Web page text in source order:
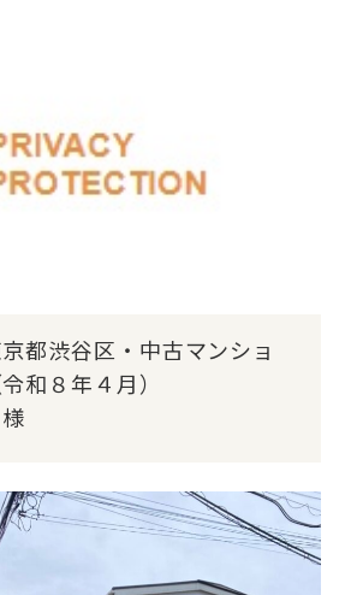
京都渋谷区・中古マンショ
令和８年４月）